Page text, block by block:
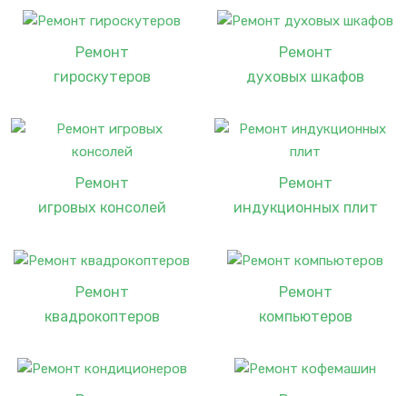
Ремонт
гироскутеров
Ремонт
духовых шкафов
Ремонт
игровых консолей
Ремонт
индукционных плит
Ремонт
квадрокоптеров
Ремонт
компьютеров